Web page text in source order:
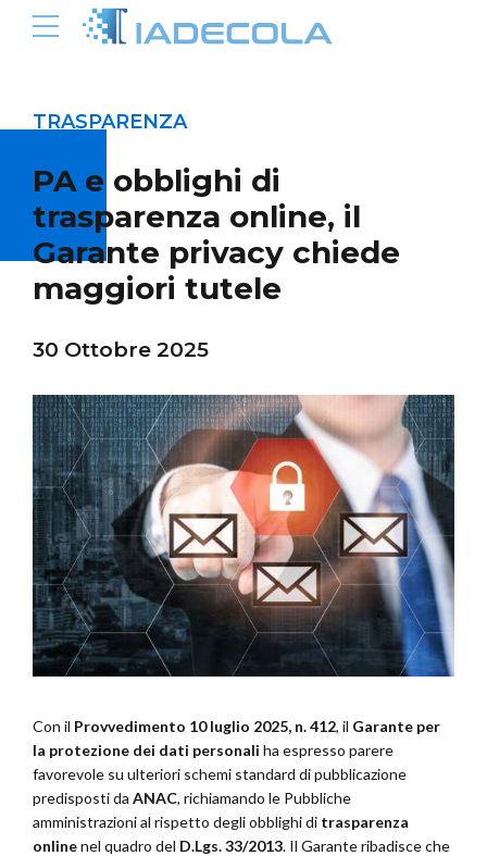
TRASPARENZA
PA e obblighi di
trasparenza online, il
Garante privacy chiede
maggiori tutele
30 Ottobre 2025
Con il Provvedimento 10 luglio 2025, n. 412, il Garante per
la protezione dei dati personali ha espresso parere
favorevole su ulteriori schemi standard di pubblicazione
predisposti da ANAC, richiamando le Pubbliche
amministrazioni al rispetto degli obblighi di trasparenza
onlinenel quadro del D.Lgs. 33/2013. Il Garante ribadisce che